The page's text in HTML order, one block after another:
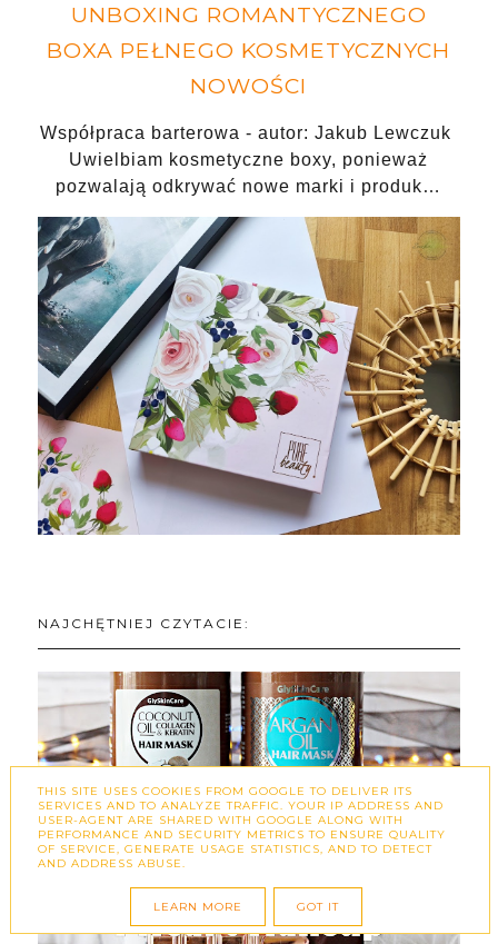
UNBOXING ROMANTYCZNEGO
BOXA PEŁNEGO KOSMETYCZNYCH
NOWOŚCI
Współpraca barterowa - autor: Jakub Lewczuk
Uwielbiam kosmetyczne boxy, ponieważ
pozwalają odkrywać nowe marki i produk…
NAJCHĘTNIEJ CZYTACIE:
COCONUT OIL COLLAGEN & KERATIN
HAIR MASK / ARGAN OIL HAIR MASK -
GLYSKINCARE
THIS SITE USES COOKIES FROM GOOGLE TO DELIVER ITS
SERVICES AND TO ANALYZE TRAFFIC. YOUR IP ADDRESS AND
USER-AGENT ARE SHARED WITH GOOGLE ALONG WITH
PERFORMANCE AND SECURITY METRICS TO ENSURE QUALITY
OF SERVICE, GENERATE USAGE STATISTICS, AND TO DETECT
AND ADDRESS ABUSE.
LEARN MORE GOT IT